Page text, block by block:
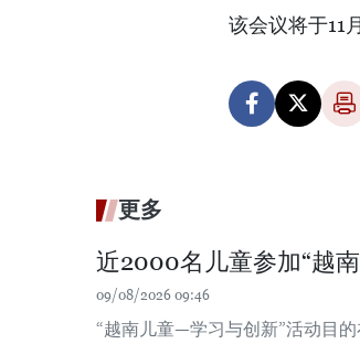
该会议将于11
更多
近2000名儿童参加“越
09/08/2026 09:46
“越南儿童—学习与创新”活动目